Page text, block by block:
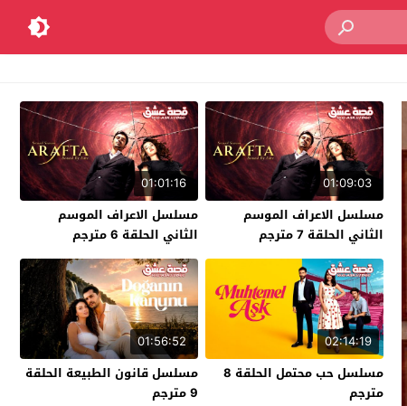
01:09:03
مسلسل الاعراف الموسم
الثاني الحلقة 7 مترجم
01:01:16
مسلسل الاعراف الموسم
الثاني الحلقة 6 مترجم
02:14:19
مسلسل حب محتمل الحلقة 8
مترجم
01:56:52
مسلسل قانون الطبيعة الحلقة
9 مترجم